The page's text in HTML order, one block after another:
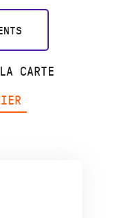
CARTE